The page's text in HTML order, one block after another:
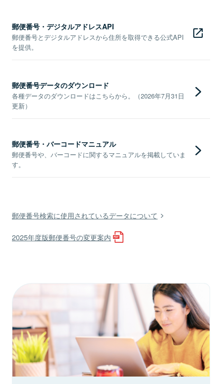
郵便番号・デジタルアドレスAPI
郵便番号とデジタルアドレスから住所を取得できる公式API
を提供。
郵便番号データのダウンロード
各種データのダウンロードはこちらから。（2026年7月31日
更新）
郵便番号・バーコードマニュアル
郵便番号や、バーコードに関するマニュアルを掲載していま
す。
郵便番号検索に使用されているデータについて
2025年度版郵便番号の変更案内